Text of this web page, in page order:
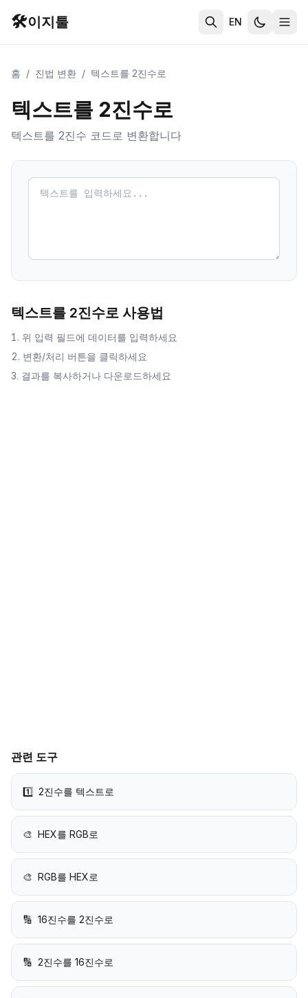
🛠️이지툴 EN
홈 / 진법 변환 / 텍스트를 2진수로
텍스트를 2진수로
텍스트를 2진수 코드로 변환합니다
텍스트를 2진수로 사용법
위 입력 필드에 데이터를 입력하세요
변환/처리 버튼을 클릭하세요
결과를 복사하거나 다운로드하세요
관련 도구
1️⃣ 2진수를 텍스트로
🎨 HEX를 RGB로
🎨 RGB를 HEX로
🔢 16진수를 2진수로
🔢 2진수를 16진수로